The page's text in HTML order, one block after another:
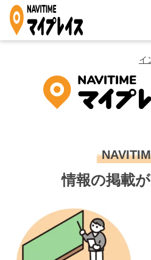
イ
情報の掲載